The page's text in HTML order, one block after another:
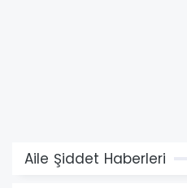
Aile Şiddet Haberleri